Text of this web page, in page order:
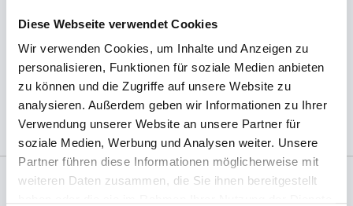
Diese Webseite verwendet Cookies
Wir verwenden Cookies, um Inhalte und Anzeigen zu
personalisieren, Funktionen für soziale Medien anbieten
zu können und die Zugriffe auf unsere Website zu
analysieren. Außerdem geben wir Informationen zu Ihrer
Verwendung unserer Website an unsere Partner für
soziale Medien, Werbung und Analysen weiter. Unsere
Partner führen diese Informationen möglicherweise mit
weiteren Daten zusammen, die Sie ihnen bereitgestellt
(Abb. ähnlich, ggf. ohne Dekoration; die Farben
können auf dem Bildschirm anders erscheinen als
das Produkt selber)